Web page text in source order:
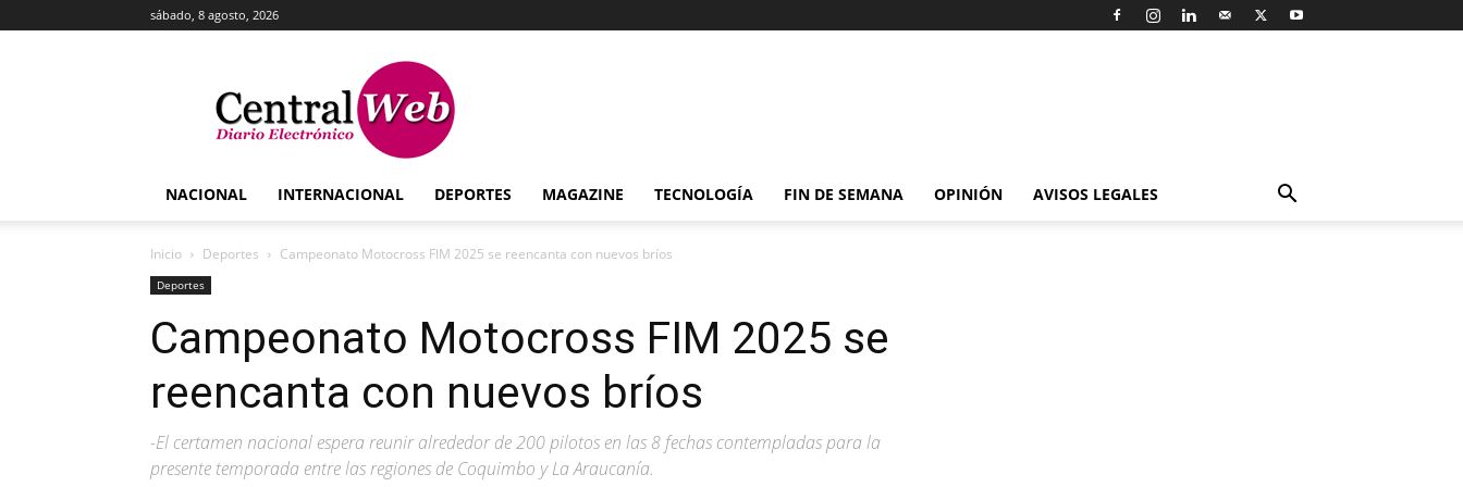
sábado, 8 agosto, 2026
Central
Web
NACIONAL INTERNACIONAL DEPORTES MAGAZINE TECNOLOGÍA FIN DE SEMANA OPINIÓN AVISOS LEGALES
Inicio Deportes Campeonato Motocross FIM 2025 se reencanta con nuevos bríos
Deportes
Campeonato Motocross FIM 2025 se
reencanta con nuevos bríos
-El certamen nacional espera reunir alrededor de 200 pilotos en las 8 fechas contempladas para la
presente temporada entre las regiones de Coquimbo y La Araucanía.